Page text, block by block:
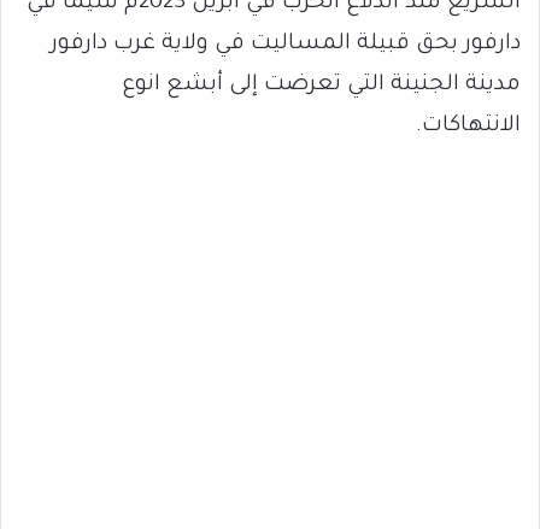
دارفور بحق قبيلة المساليت في ولاية غرب دارفور
مدينة الجنينة التي تعرضت إلى أبشع انوع
الانتهاكات.